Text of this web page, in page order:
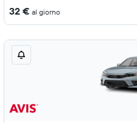
32 € al giorno